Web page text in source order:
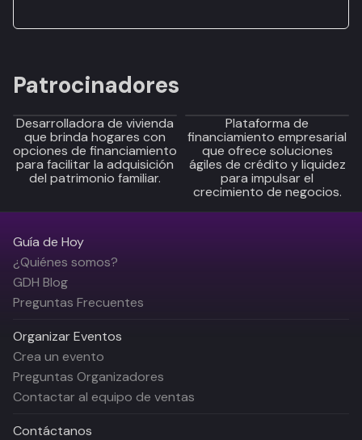
Patrocinadores
Desarrolladora de vivienda
que brinda hogares con
opciones de financiamiento
para facilitar la adquisición
del patrimonio familiar.
Plataforma de
financiamiento empresarial
que ofrece soluciones
ágiles de crédito y liquidez
para impulsar el
crecimiento de negocios.
Guía de Hoy
¿Quiénes somos?
GDH Blog
Preguntas Frecuentes
Organizar Eventos
Crea un evento
Preguntas Organizadores
Contactar al equipo de ventas
Contáctanos